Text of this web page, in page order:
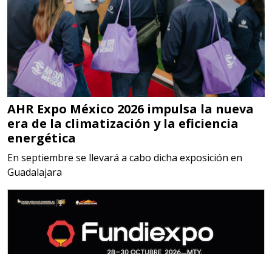
Empresa en Jalisco
Requiere:
MATERIALES PARA SELLOS DE
SISTEMAS DE ESCAPE
Especificaciones:
Requisitos: Garantizar composición
química y origen adecuados
(especialmente para grafito) y
contar con sistemas de calidad y
gestión ambiental.
Aplicar al Requerimiento
AHR Expo México 2026 impulsa la nueva
era de la climatización y la eficiencia
energética
En septiembre se llevará a cabo dicha exposición en
Guadalajara